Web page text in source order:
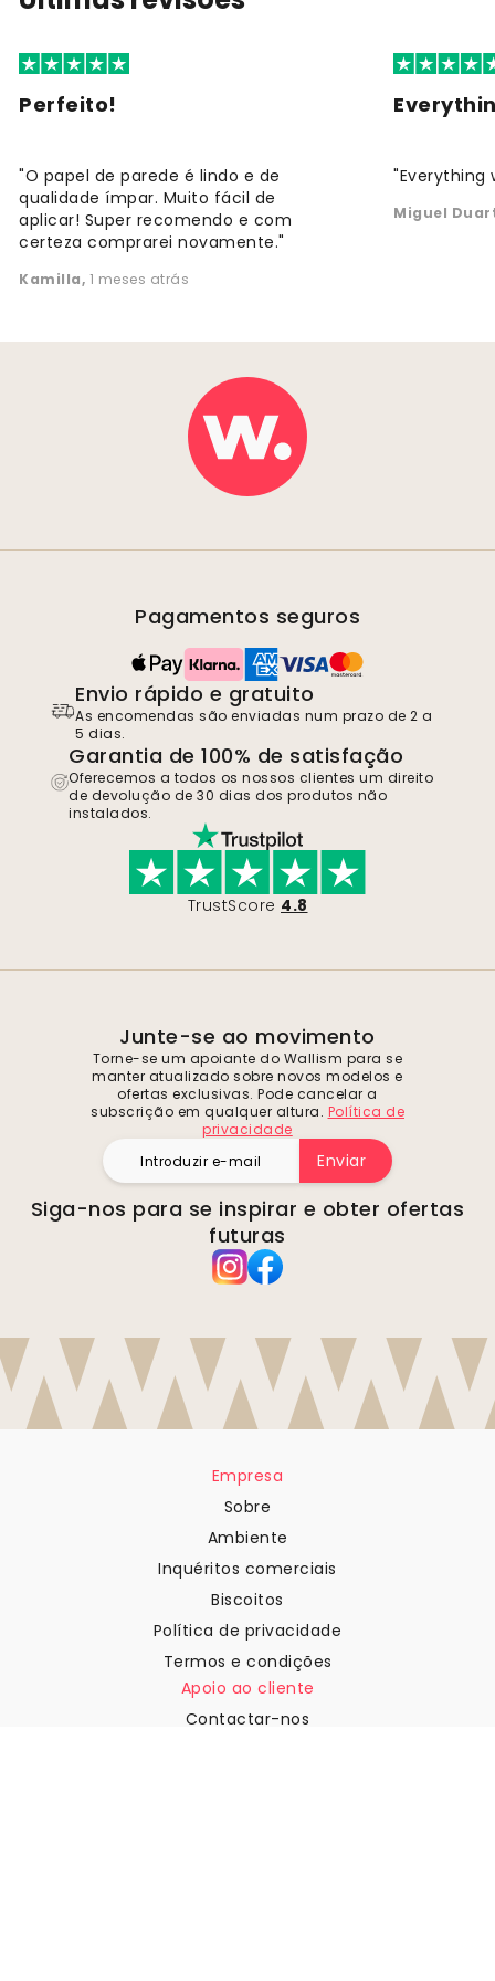
Perfeito!
"O papel de parede é lindo e de
qualidade ímpar. Muito fácil de
aplicar! Super recomendo e com
certeza comprarei novamente."
Kamilla, 1 meses atrás
"Everything
Miguel
Pagamentos seguros
Envio rápido e gratuito
As encomendas são enviadas num prazo de 2 a
5 dias.
Garantia de 100% de satisfação
Oferecemos a todos os nossos clientes um direito
de devolução de 30 dias dos produtos não
instalados.
TrustScore 4.8
Junte-se ao movimento
Torne-se um apoiante do Wallism para se
manter atualizado sobre novos modelos e
ofertas exclusivas. Pode cancelar a
subscrição em qualquer altura. Política de
privacidade
Enviar
Siga-nos para se inspirar e obter ofertas
futuras
Empresa
Sobre
Ambiente
Inquéritos comerciais
Biscoitos
Política de privacidade
Termos e condições
Apoio ao cliente
Contactar-nos